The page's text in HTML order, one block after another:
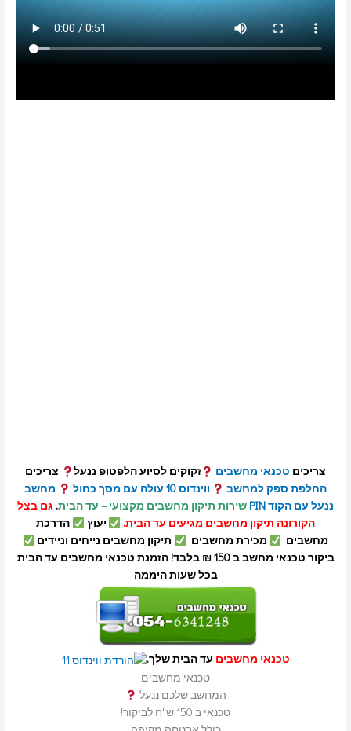
צריכים טכנאי מחשבים זקוקים לסיוע הלפטופ ננעל
צריכים
החלפת ספק למחשב
ווינדוס 10 עולה עם מסך כחול
מחשב
ננעל עם הקוד PIN
שירות תיקון מחשבים מקצועי – עד הבית. גם בצל
הקורונה תיקון מחשבים מגיעים עד הבית.
יעוץ
הדרכת
מחשבים
מכירת מחשבים
תיקון מחשבים נייחים וניידים
ביקור טכנאי מחשב ב 150 ₪ בלבד! הזמנת טכנאי מחשבים עד הבית
בכל שעות היממה
טכנאי מחשבים עד הבית שלך.
טכנאי מחשבים
המחשב שלכם ננעל
טכנאי ב 150 ש"ח לביקור!